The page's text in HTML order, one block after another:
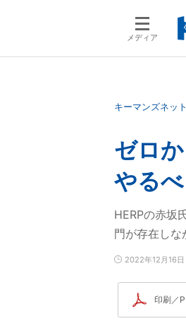
メディア
キーマンズネット
ゼロ
やる
HERPの赤坂
門が存在しな
2022年12月16
印刷／